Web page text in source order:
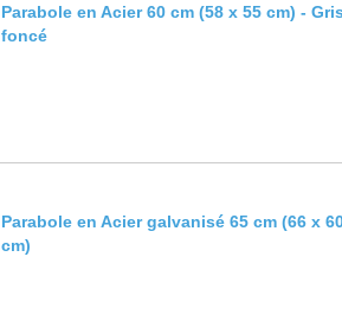
Parabole en Acier 60 cm (58 x 55 cm) -
foncé
Parabole en Acier galvanisé 65 cm (66 x
cm)